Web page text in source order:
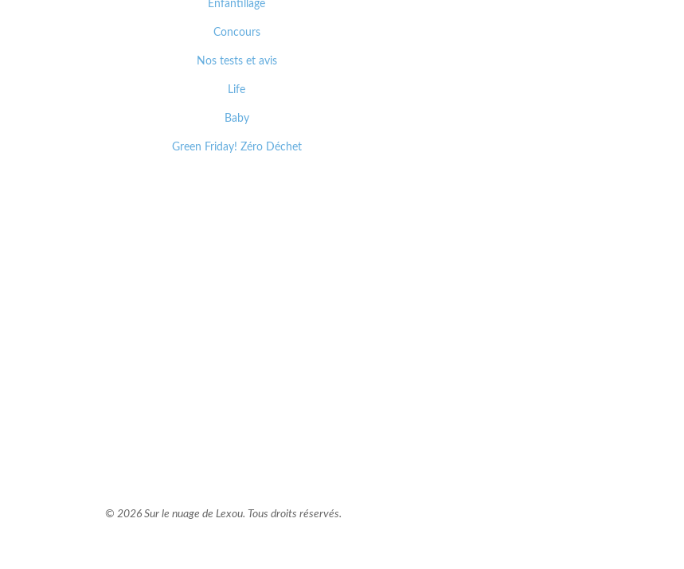
Enfantillage
Concours
Nos tests et avis
Life
Baby
Green Friday! Zéro Déchet
© 2026 Sur le nuage de Lexou. Tous droits réservés.